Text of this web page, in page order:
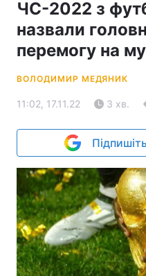
ЧС-2022 з
назвали
перемогу на
ВОЛОДИМИР МЕДЯНИК
11:02, 17.11.22 3 хв.